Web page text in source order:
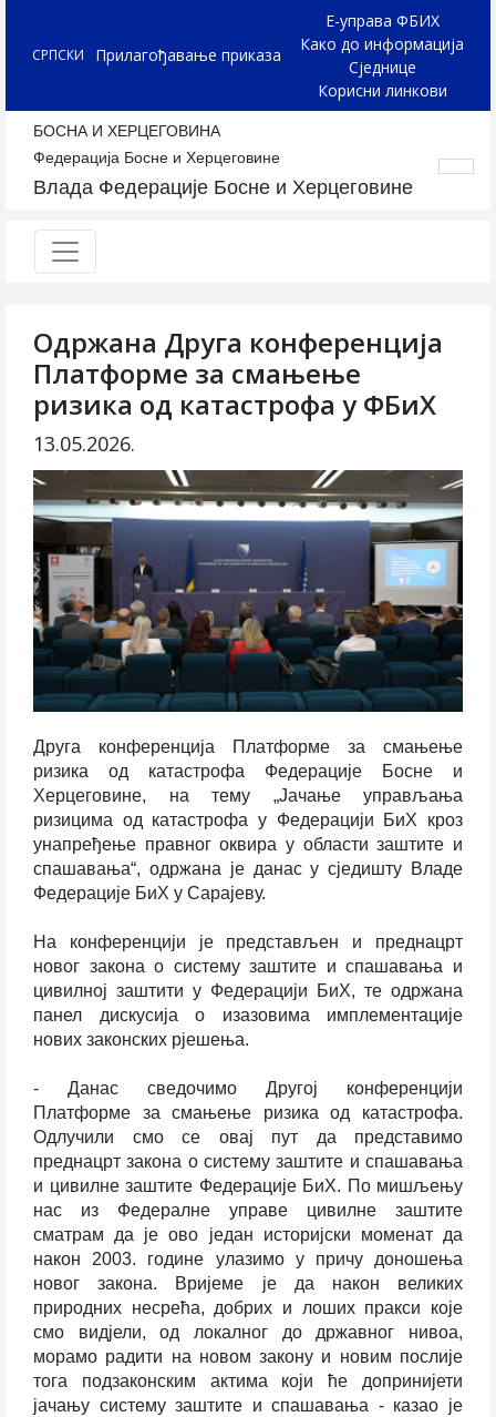
СРПСКИ Прилагођавање приказа
Е-управа ФБИХ
Како до информација
Сједнице
Корисни линкови
БОСНА И ХЕРЦЕГОВИНА
Федерација Босне и Херцеговине
Влада Федерације Босне и Херцеговине
Одржана Друга конференција
Платформе за смањење
ризика од катастрофа у ФБиХ
13.05.2026.
Друга конференција Платформе за смањење
ризика од катастрофа Федерације Босне и
Херцеговине, на тему „Јачање управљања
ризицима од катастрофа у Федерацији БиХ кроз
унапређење правног оквира у области заштите и
спашавања“, одржана је данас у сједишту Владе
Федерације БиХ у Сарајеву.
На конференцији је представљен и преднацрт
новог закона о систему заштите и спашавања и
цивилној заштити у Федерацији БиХ, те одржана
панел дискусија о изазовима имплементације
нових законских рјешења.
- Данас сведочимо Другој конференцији
Платформе за смањење ризика од катастрофа.
Одлучили смо се овај пут да представимо
преднацрт закона о систему заштите и спашавања
и цивилне заштите Федерације БиХ. По мишљењу
нас из Федералне управе цивилне заштите
сматрам да је ово један историјски моменат да
након 2003. године улазимо у причу доношења
новог закона. Вријеме је да након великих
природних несрећа, добрих и лоших пракси које
смо вид‌јели, од локалног до државног нивоа,
морамо радити на новом закону и новим послије
тога подзаконским актима који ће допринијети
јачању систему заштите и спашавања - казао је